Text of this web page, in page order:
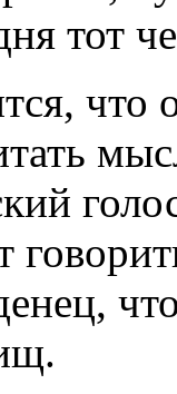
тот
что